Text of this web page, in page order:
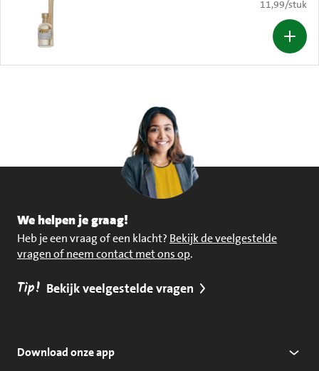
€ 11,99 per
11,99/stuk
We helpen je graag!
Heb je een vraag of een klacht? Bekijk de veelgestelde
vragen of neem contact met ons op.
Tip! Bekijk veelgestelde vragen
Download onze app